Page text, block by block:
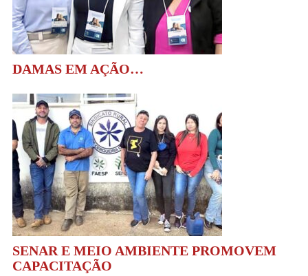
DAMAS EM AÇÃO…
SENAR E MEIO AMBIENTE PROMOVEM
CAPACITAÇÃO